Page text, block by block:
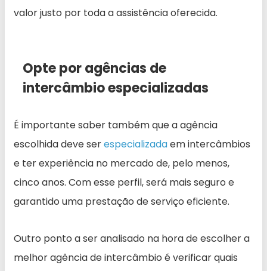
valor justo por toda a assistência oferecida.
Opte por agências de
intercâmbio especializadas
É importante saber também que a agência
escolhida deve serespecializadaem intercâmbios
e ter experiência no mercado de, pelo menos,
cinco anos. Com esse perfil, será mais seguro e
garantido uma prestação de serviço eficiente.
Outro ponto a ser analisado na hora de escolher a
melhor agência de intercâmbio é verificar quais